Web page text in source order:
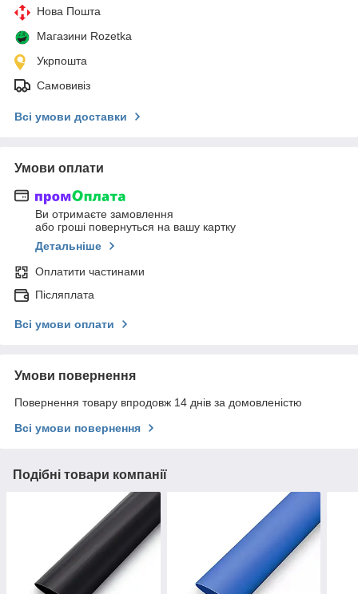
Нова Пошта
Магазини Rozetka
Укрпошта
Самовивіз
Всі умови доставки
Умови оплати
Ви отримаєте замовлення
або гроші повернуться на вашу картку
Детальніше
Оплатити частинами
Післяплата
Всі умови оплати
Умови повернення
Повернення товару впродовж 14 днів за домовленістю
Всі умови повернення
Подібні товари компанії